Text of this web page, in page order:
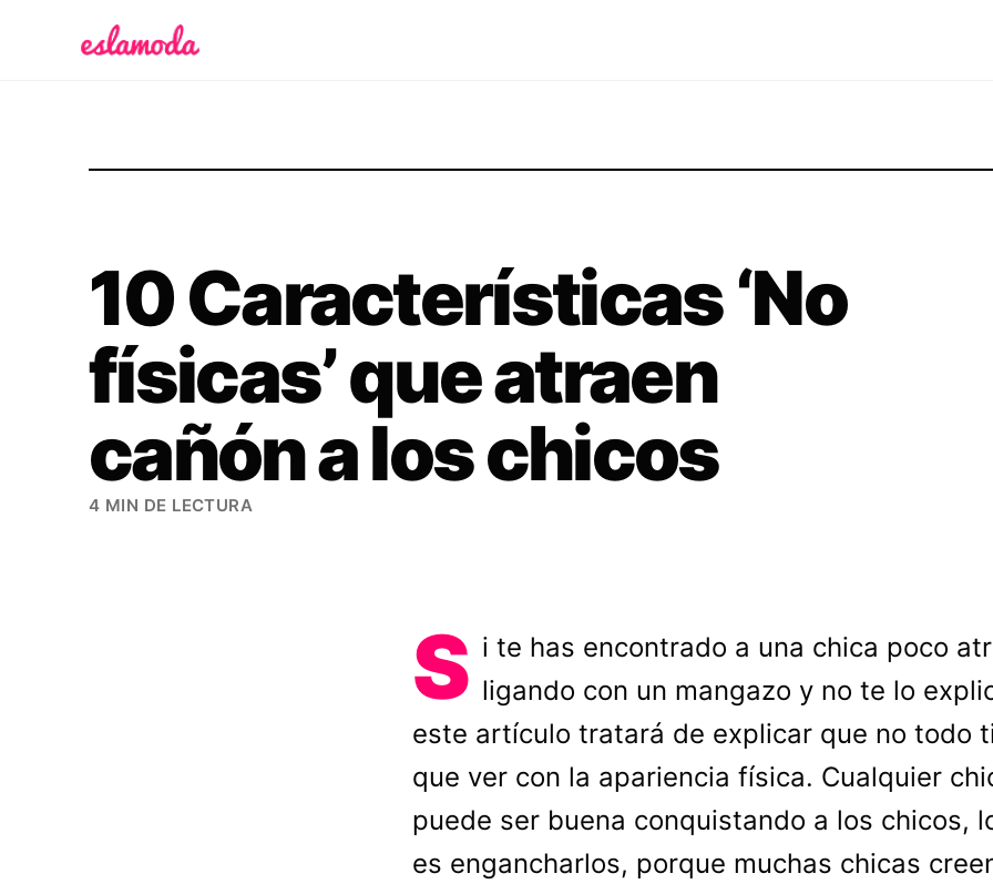
10 Características ‘No
físicas’ que atraen
cañón a los chicos
4 MIN DE LECTURA
S i te has encontrado a una chica poco
ligando con un mangazo y no te lo
este artículo tratará de explicar que no todo
que ver con la apariencia física. Cualquier
puede ser buena conquistando a los chicos,
es engancharlos, porque muchas chicas